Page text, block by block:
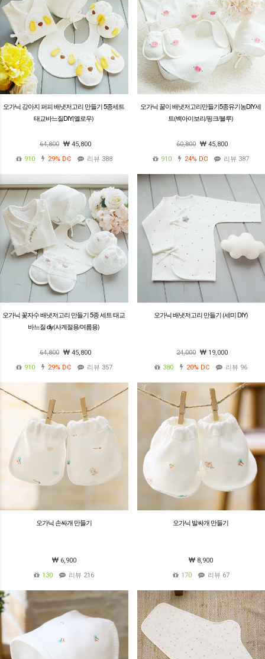
오가닉 강아지 퍼피 배냇저고리 만들기 5종세트
태교바느질DIY(옐로우)
64,800
45,800
910
29% DC 리뷰 388
오가닉 꿀이 배냇저고리만들기5종유기농DIY세
트(백아이보리/핑크/블루)
60,800
45,800
910
24% DC 리뷰 387
오가닉 꽃자수 배냇저고리 만들기 5종 세트 태교
바느질 diy(사계절용/여름용)
64,800
45,800
910
29% DC 리뷰 357
오가닉 배냇저고리 만들기 (세미 DIY)
24,000
19,000
380
20% DC 리뷰 96
오가닉 손싸개 만들기
6,900
130
리뷰 216
오가닉 발싸개 만들기
8,900
170
리뷰 67